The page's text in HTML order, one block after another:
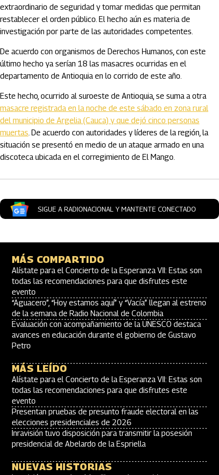
extraordinario de seguridad y tomar medidas que permitan
restablecer el orden público. El hecho aún es materia de
investigación por parte de las autoridades competentes.
De acuerdo con organismos de Derechos Humanos, con este
último hecho ya serían 18 las masacres ocurridas en el
departamento de Antioquia en lo corrido de este año.
Este hecho, ocurrido al suroeste de Antioquia, se suma a otra
masacre registrada en la noche de este sábado en zona rural
del municipio de Argelia (Cauca) y que dejó cinco personas
muertas. De acuerdo con autoridades y líderes de la región, la
situación se presentó en medio de un ataque armado en una
discoteca ubicada en el corregimiento de El Mango.
SIGUE A RADIONACIONAL Y MANTENTE CONECTADO
MÁS COMPARTIDO
Alístate para el Concierto de la Esperanza VII: Estas son
todas las recomendaciones para que disfrutes este
evento
“Aguacero”, “Hoy estamos aquí” y “Vacía” llegan al estreno
de la semana de Radio Nacional de Colombia
Evaluación con acompañamiento de la UNESCO destaca
avances en educación durante el gobierno de Gustavo
Petro
MÁS LEÍDO
Alístate para el Concierto de la Esperanza VII: Estas son
todas las recomendaciones para que disfrutes este
evento
Presentan pruebas de presunto fraude electoral en las
elecciones presidenciales de 2026
Inravisión tuvo disposición para transmitir la posesión
presidencial de Abelardo de la Espriella
NUEVAS HISTORIAS